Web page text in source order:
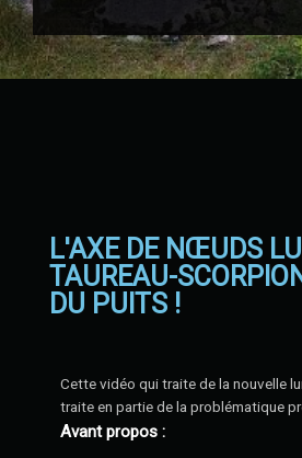
L'AXE DE NŒUDS
TAUREAU-
DU PUITS !
Cette vidéo qui traite de la nouvelle
traite en partie de la problématique
Avant propos :